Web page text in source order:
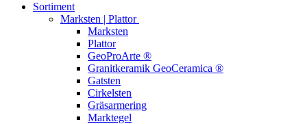
Sortiment
Marksten | Plattor
Marksten
Plattor
GeoProArte ®
Granitkeramik GeoCeramica ®
Gatsten
Cirkelsten
Gräsarmering
Marktegel